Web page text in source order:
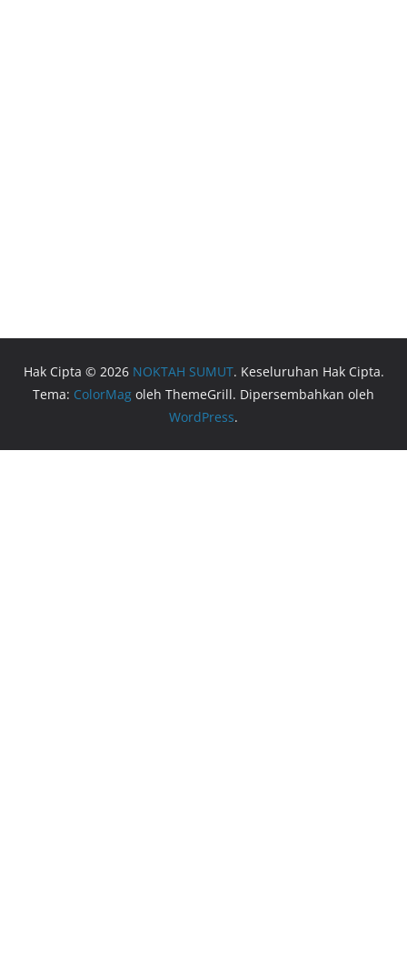
Hak Cipta © 2026 NOKTAH SUMUT. Keseluruhan Hak Cipta.
Tema: ColorMag oleh ThemeGrill. Dipersembahkan oleh
WordPress.